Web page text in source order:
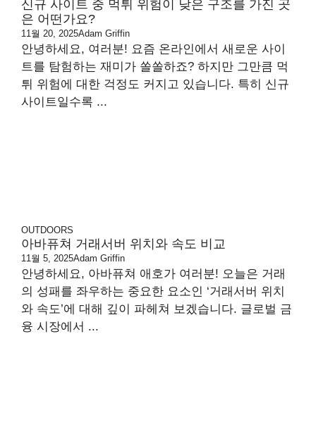
신규 사이트 중 먹튀 위험이 낮은 구조를 가진 곳
은 어떤가요?
11월 20, 2025Adam Griffin
안녕하세요, 여러분! 요즘 온라인에서 새로운 사이
트를 탐험하는 재미가 쏠쏠하죠? 하지만 그만큼 먹
튀 위험에 대한 걱정도 커지고 있습니다. 특히 신규
사이트일수록 ...
OUTDOORS
아바퓨쳐 거래서버 위치와 속도 비교
11월 5, 2025Adam Griffin
안녕하세요, 아바퓨쳐 애호가 여러분! 오늘은 거래
의 성패를 좌우하는 중요한 요소인 ‘거래서버 위치
와 속도’에 대해 깊이 파헤쳐 보겠습니다. 글로벌 금
융 시장에서 ...